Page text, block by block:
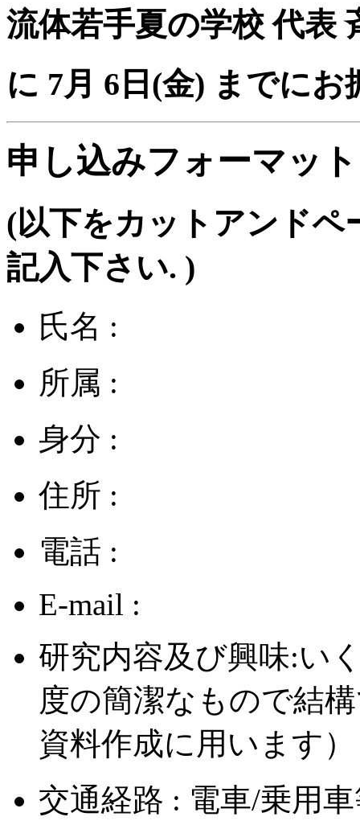
流体若手夏の学校 代表
に 7月 6日(金) までに
申し込みフォーマット
(以下をカットアンド
記入下さい. )
氏名 :
所属 :
身分 :
住所 :
電話 :
E-mail :
研究内容及び興味:い
度の簡潔なもので結
資料作成に用います）
交通経路 : 電車/乗用